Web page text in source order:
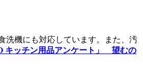
洗機にも対応しています。また、汚
キッチン用品アンケート」 望むの